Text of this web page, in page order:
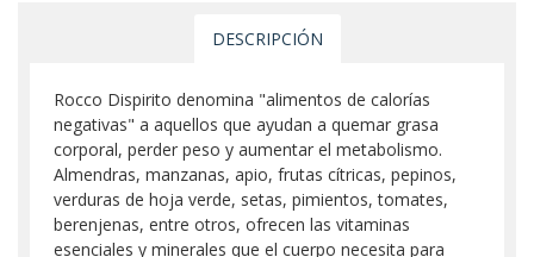
DESCRIPCIÓN
Rocco Dispirito denomina "alimentos de calorías
negativas" a aquellos que ayudan a quemar grasa
corporal, perder peso y aumentar el metabolismo.
Almendras, manzanas, apio, frutas cítricas, pepinos,
verduras de hoja verde, setas, pimientos, tomates,
berenjenas, entre otros, ofrecen las vitaminas
esenciales y minerales que el cuerpo necesita para